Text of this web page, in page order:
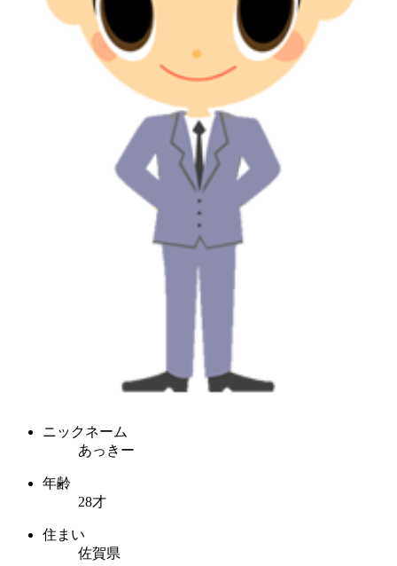
ニックネーム
あっきー
年齢
28才
住まい
佐賀県